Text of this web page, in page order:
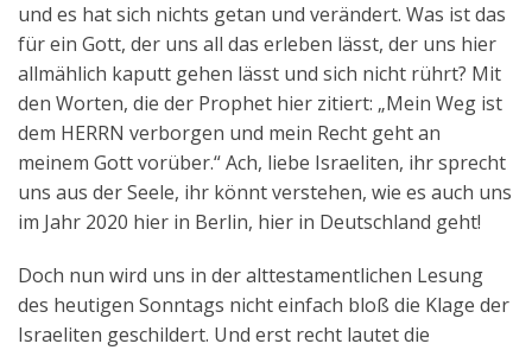
und es hat sich nichts getan und verändert. Was ist das
für ein Gott, der uns all das erleben lässt, der uns hier
allmählich kaputt gehen lässt und sich nicht rührt? Mit
den Worten, die der Prophet hier zitiert: „Mein Weg ist
dem HERRN verborgen und mein Recht geht an
meinem Gott vorüber.“ Ach, liebe Israeliten, ihr sprecht
uns aus der Seele, ihr könnt verstehen, wie es auch uns
im Jahr 2020 hier in Berlin, hier in Deutschland geht!
Doch nun wird uns in der alttestamentlichen Lesung
des heutigen Sonntags nicht einfach bloß die Klage der
Israeliten geschildert. Und erst recht lautet die